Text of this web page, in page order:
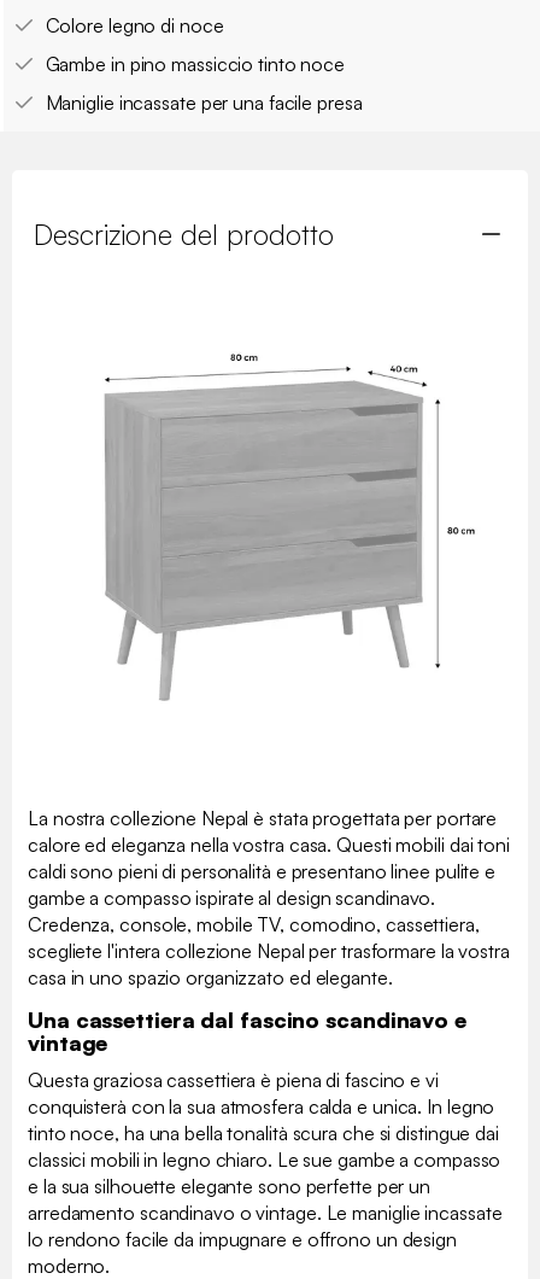
Colore legno di noce
Gambe in pino massiccio tinto noce
Maniglie incassate per una facile presa
Descrizione del prodotto
La nostra collezione Nepal è stata progettata per portare
calore ed eleganza nella vostra casa. Questi mobili dai toni
caldi sono pieni di personalità e presentano linee pulite e
gambe a compasso ispirate al design scandinavo.
Credenza, console, mobile TV, comodino, cassettiera,
scegliete l'intera collezione Nepal per trasformare la vostra
casa in uno spazio organizzato ed elegante.
Una cassettiera dal fascino scandinavo e
vintage
Questa graziosa cassettiera è piena di fascino e vi
conquisterà con la sua atmosfera calda e unica. In legno
tinto noce, ha una bella tonalità scura che si distingue dai
classici mobili in legno chiaro. Le sue gambe a compasso
e la sua silhouette elegante sono perfette per un
arredamento scandinavo o vintage. Le maniglie incassate
lo rendono facile da impugnare e offrono un design
moderno.